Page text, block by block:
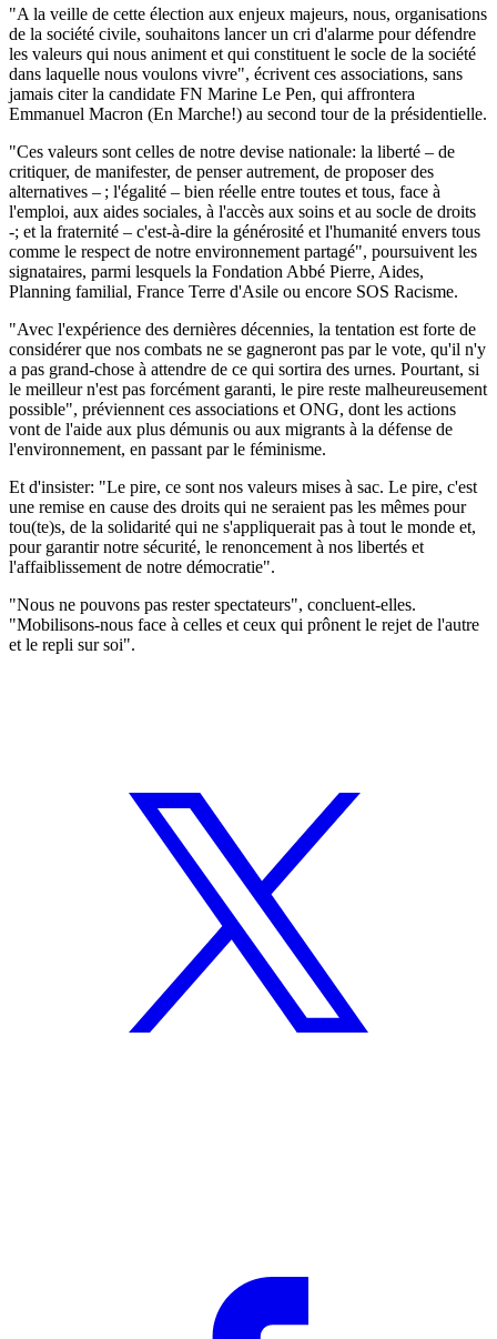
"A la veille de cette élection aux enjeux majeurs, nous, organisations
de la société civile, souhaitons lancer un cri d'alarme pour défendre
les valeurs qui nous animent et qui constituent le socle de la société
dans laquelle nous voulons vivre", écrivent ces associations, sans
jamais citer la candidate FN Marine Le Pen, qui affrontera
Emmanuel Macron (En Marche!) au second tour de la présidentielle.
"Ces valeurs sont celles de notre devise nationale: la liberté – de
critiquer, de manifester, de penser autrement, de proposer des
alternatives – ; l'égalité – bien réelle entre toutes et tous, face à
l'emploi, aux aides sociales, à l'accès aux soins et au socle de droits
-; et la fraternité – c'est-à-dire la générosité et l'humanité envers tous
comme le respect de notre environnement partagé", poursuivent les
signataires, parmi lesquels la Fondation Abbé Pierre, Aides,
Planning familial, France Terre d'Asile ou encore SOS Racisme.
"Avec l'expérience des dernières décennies, la tentation est forte de
considérer que nos combats ne se gagneront pas par le vote, qu'il n'y
a pas grand-chose à attendre de ce qui sortira des urnes. Pourtant, si
le meilleur n'est pas forcément garanti, le pire reste malheureusement
possible", préviennent ces associations et ONG, dont les actions
vont de l'aide aux plus démunis ou aux migrants à la défense de
l'environnement, en passant par le féminisme.
Et d'insister: "Le pire, ce sont nos valeurs mises à sac. Le pire, c'est
une remise en cause des droits qui ne seraient pas les mêmes pour
tou(te)s, de la solidarité qui ne s'appliquerait pas à tout le monde et,
pour garantir notre sécurité, le renoncement à nos libertés et
l'affaiblissement de notre démocratie".
"Nous ne pouvons pas rester spectateurs", concluent-elles.
"Mobilisons-nous face à celles et ceux qui prônent le rejet de l'autre
et le repli sur soi".